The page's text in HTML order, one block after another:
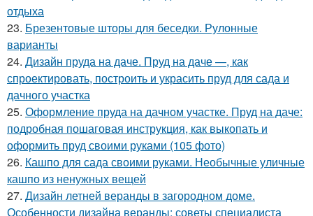
отдыха
23. Брезентовые шторы для беседки. Рулонные
варианты
24. Дизайн пруда на даче. Пруд на даче —, как
спроектировать, построить и украсить пруд для сада и
дачного участка
25. Оформление пруда на дачном участке. Пруд на даче:
подробная пошаговая инструкция, как выкопать и
оформить пруд своими руками (105 фото)
26. Кашпо для сада своими руками. Необычные уличные
кашпо из ненужных вещей
27. Дизайн летней веранды в загородном доме.
Особенности дизайна веранды: советы специалиста